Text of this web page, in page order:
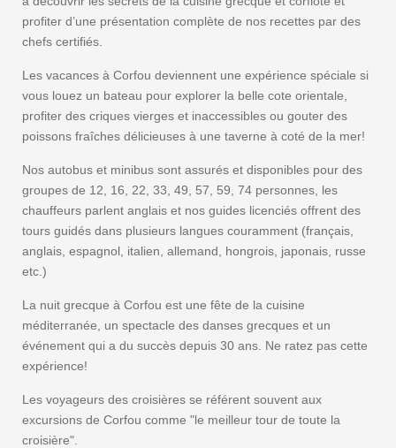
profiter d’une présentation complète de nos recettes par des
chefs certifiés.
Les vacances à Corfou deviennent une expérience spéciale si
vous louez un bateau pour explorer la belle cote orientale,
profiter des criques vierges et inaccessibles ou gouter des
poissons fraîches délicieuses à une taverne à coté de la mer!
Nos autobus et minibus sont assurés et disponibles pour des
groupes de 12, 16, 22, 33, 49, 57, 59, 74 personnes, les
chauffeurs parlent anglais et nos guides licenciés offrent des
tours guidés dans plusieurs langues couramment (français,
anglais, espagnol, italien, allemand, hongrois, japonais, russe
etc.)
La nuit grecque à Corfou est une fête de la cuisine
méditerranée, un spectacle des danses grecques et un
événement qui a du succès depuis 30 ans. Ne ratez pas cette
expérience!
Les voyageurs des croisières se référent souvent aux
excursions de Corfou comme "le meilleur tour de toute la
croisière".